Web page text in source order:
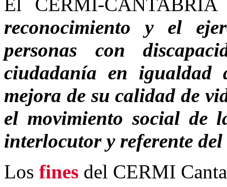
reconocimiento y el
personas con
ciudadanía en igualdad
mejora de su calidad de
el movimiento social de
interlocutor y referente del
Los fines del CERMI